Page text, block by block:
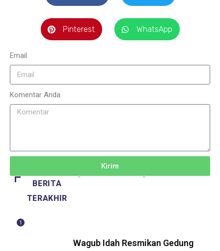
Pinterest WhatsApp
Email
Komentar Anda
Kirim
BERITA
TERAKHIR
1
Wagub Idah Resmikan Gedung